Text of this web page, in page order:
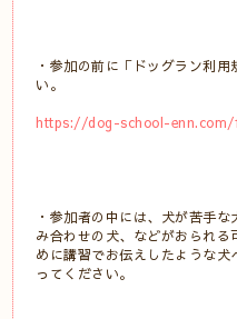
・参加の前に「ドッグラン利
い。
https://dog-school-
・参加者の中には、犬が苦手
み合わせの犬、などがおられ
めに講習でお伝えしたような
ってください。